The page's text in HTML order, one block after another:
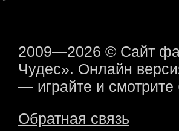
2009—2026 © Сайт
Чудес». Онлайн
— играйте и смотрите
Обратная связь